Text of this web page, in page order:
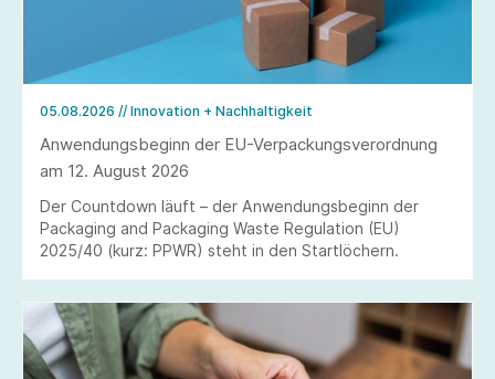
05.08.2026 // Innovation + Nachhaltigkeit
Anwendungsbeginn der EU-Verpackungsverordnung
am 12. August 2026
Der Countdown läuft – der Anwendungsbeginn der
Packaging and Packaging Waste Regulation (EU)
2025/40 (kurz: PPWR) steht in den Startlöchern.